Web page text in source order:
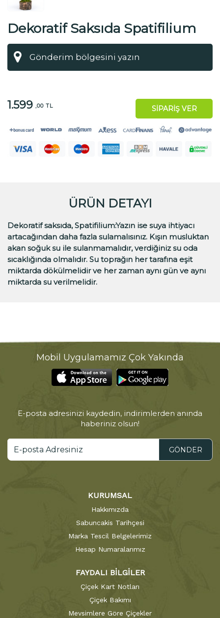
Dekoratif Saksıda Spatifilium
1.599 ,00 TL SİPARİŞ VER
ÜRÜN DETAYI
Dekoratif saksıda, Spatifilium:Yazın ise suya ihtiyacı
artacağından daha fazla sulamalısınız. Kışın musluktan
akan soğuk su ile sulanmamalıdır, verdiğiniz su oda
sıcaklığında olmalıdır. Su toprağın her tarafına eşit
miktarda dökülmelidir ve her zaman aynı gün ve aynı
miktarda su verilmelidir.
Mobil Uygulamamız Çok Yakında
E-posta adresinizi kaydedin, indirimlerden anında
haberiniz olsun!
GÖNDER
KURUMSAL
Hakkımızda
Sabuncakis Tarihçesi
Marka Tescil Belgelerimiz
Hesap Numaralarımız
FAYDALI BİLGİLER
Çiçek Kart Notları
Çiçek Bakımı
Mevsimlere Göre Çiçekler